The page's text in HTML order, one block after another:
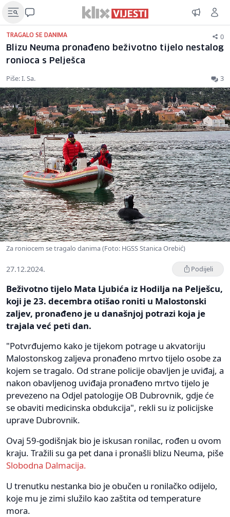
TRAGALO SE DANIMA 0
Blizu Neuma pronađeno beživotno tijelo nestalog
ronioca s Pelješca
Piše: I. Sa. 3
Za roniocem se tragalo danima (Foto: HGSS Stanica Orebić)
27.12.2024. Podijeli
Beživotno tijelo Mata Ljubića iz Hodilja na Pelješcu,
koji je 23. decembra otišao roniti u Malostonski
zaljev, pronađeno je u današnjoj potrazi koja je
trajala već peti dan.
"Potvrđujemo kako je tijekom potrage u akvatoriju
Malostonskog zaljeva pronađeno mrtvo tijelo osobe za
kojem se tragalo. Od strane policije obavljen je uviđaj, a
nakon obavljenog uviđaja pronađeno mrtvo tijelo je
prevezeno na Odjel patologije OB Dubrovnik, gdje će
se obaviti medicinska obdukcija", rekli su iz policijske
uprave Dubrovnik.
Ovaj 59-godišnjak bio je iskusan ronilac, rođen u ovom
kraju. Tražili su ga pet dana i pronašli blizu Neuma, piše
Slobodna Dalmacija.
U trenutku nestanka bio je obučen u ronilačko odijelo,
koje mu je zimi služilo kao zaštita od temperature
mora.